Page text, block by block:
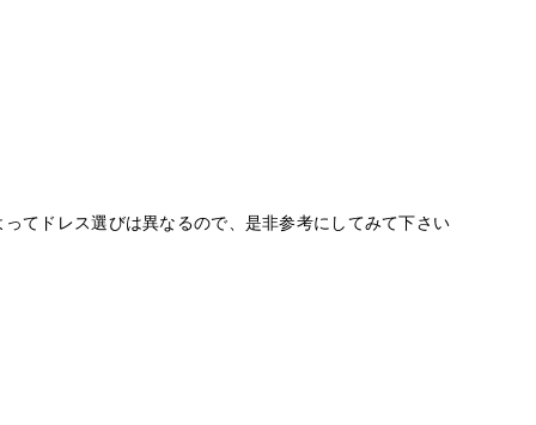
てドレス選びは異なるので、是非参考にしてみて下さい